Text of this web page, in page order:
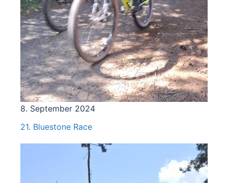
8. September 2024
21. Bluestone Race